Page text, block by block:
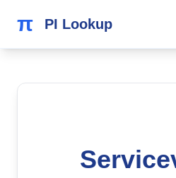
π PI Lookup